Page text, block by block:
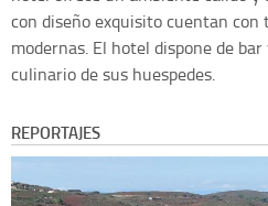
con diseño exquisito cuentan con
modernas. El hotel dispone de
culinario de sus huespedes.
REPORTAJES